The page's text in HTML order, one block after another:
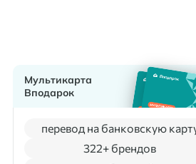
Мультикарта
Вподарок
перевод на банковскую
322+ брендов